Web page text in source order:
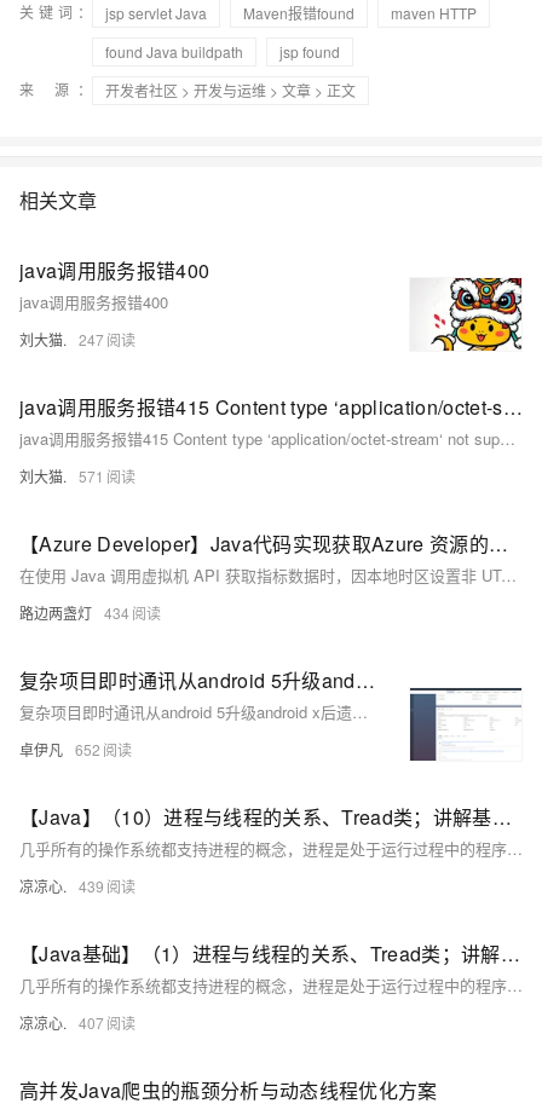
关键词：
jsp servlet Java Maven报错found
maven HTTP
found Java buildpath
jsp found
来 源：
开发者社区 > 开发与运维 > 文章 > 正文
相关文章
java调用服务报错400
java调用服务报错400
刘大猫. 247
java调用服务报错415 Content type ‘application/octet-stream‘ not supported
java调用服务报错415 Content type ‘application/octet-stream‘ not supported
刘大猫. 571
【Azure Developer】Java代码实现获取Azure 资源的指标数据却报错 "invalid time interval input"
在使用 Java 调用虚拟机 API 获取指标数据时，因本地时区设置非 UTC，导致时间格式解析错误。解决方法是在代码中手动指定时区为 UTC，使用 `ZoneOffset.ofHours(0)` 并结合 `withOffsetSameInstant` 方法进行时区转换，从而避免因时区差异引发的时间格式问题。
路边两盏灯 434
复杂项目即时通讯从android 5升级android x后遗症之解决报错#79 java.io.EOFException Unexpected end of ZLIB input stream-优雅草卓伊凡|bigniu
复杂项目即时通讯从android 5升级android x后遗症之解决报错#79 java.io.EOFException Unexpected end of ZLIB input stream-优雅草卓伊凡|bigniu
卓伊凡 652
【Java】（10）进程与线程的关系、Tread类；讲解基本线程安全、网络编程内容；JSON序列化与反序列化
几乎所有的操作系统都支持进程的概念，进程是处于运行过程中的程序，并且具有一定的独立功能，进程是系统进行资源分配和调度的一个独立单位一般而言，进程包含如下三个特征。独立性动态性并发性。
凉凉心. 439
【Java基础】（1）进程与线程的关系、Tread类；讲解基本线程安全、网络编程内容；JSON序列化与反序列化
几乎所有的操作系统都支持进程的概念，进程是处于运行过程中的程序，并且具有一定的独立功能，进程是系统进行资源分配和调度的一个独立单位一般而言，进程包含如下三个特征。独立性动态性并发性。
凉凉心. 407
高并发Java爬虫的瓶颈分析与动态线程优化方案